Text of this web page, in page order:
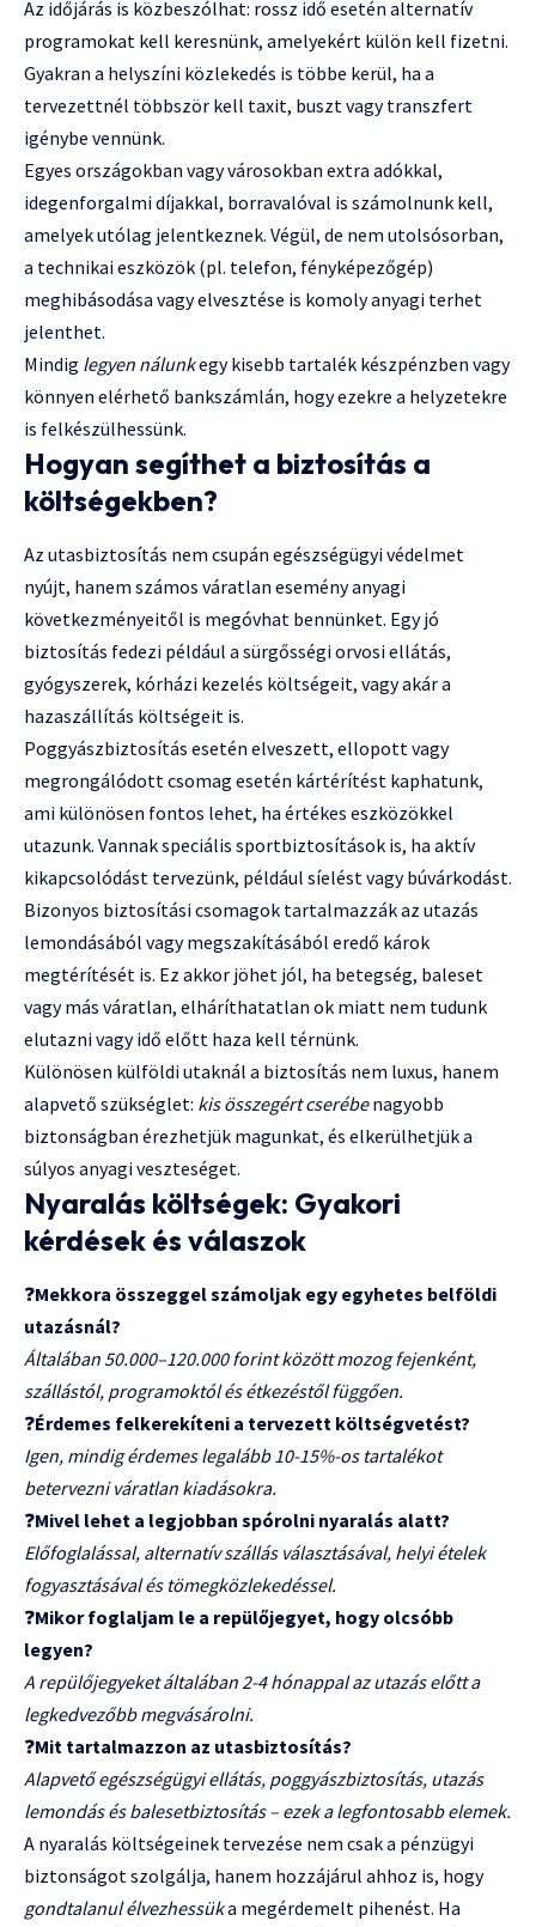
Az időjárás is közbeszólhat: rossz idő esetén alternatív
programokat kell keresnünk, amelyekért külön kell fizetni.
Gyakran a helyszíni közlekedés is többe kerül, ha a
tervezettnél többször kell taxit, buszt vagy transzfert
igénybe vennünk.
Egyes országokban vagy városokban extra adókkal,
idegenforgalmi díjakkal, borravalóval is számolnunk kell,
amelyek utólag jelentkeznek. Végül, de nem utolsósorban,
a technikai eszközök (pl. telefon, fényképezőgép)
meghibásodása vagy elvesztése is komoly anyagi terhet
jelenthet.
Mindig legyen nálunkegy kisebb tartalék készpénzben vagy
könnyen elérhető bankszámlán, hogy ezekre a helyzetekre
is felkészülhessünk.
Hogyan segíthet a biztosítás a
költségekben?
Az utasbiztosítás nem csupán egészségügyi védelmet
nyújt, hanem számos váratlan esemény anyagi
következményeitől is megóvhat bennünket. Egy jó
biztosítás fedezi például a sürgősségi orvosi ellátás,
gyógyszerek, kórházi kezelés költségeit, vagy akár a
hazaszállítás költségeit is.
Poggyászbiztosítás esetén elveszett, ellopott vagy
megrongálódott csomag esetén kártérítést kaphatunk,
ami különösen fontos lehet, ha értékes eszközökkel
utazunk. Vannak speciális sportbiztosítások is, ha aktív
kikapcsolódást tervezünk, például síelést vagy búvárkodást.
Bizonyos biztosítási csomagok tartalmazzák az utazás
lemondásából vagy megszakításából eredő károk
megtérítését is. Ez akkor jöhet jól, ha betegség, baleset
vagy más váratlan, elháríthatatlan ok miatt nem tudunk
elutazni vagy idő előtt haza kell térnünk.
Különösen külföldi utaknál a biztosítás nem luxus, hanem
alapvető szükséglet: kis összegért cserébenagyobb
biztonságban érezhetjük magunkat, és elkerülhetjük a
súlyos anyagi veszteséget.
Nyaralás költségek: Gyakori
kérdések és válaszok
❓Mekkora összeggel számoljak egy egyhetes belföldi
utazásnál?
Általában 50.000–120.000 forint között mozog fejenként,
szállástól, programoktól és étkezéstől függően.
❓Érdemes felkerekíteni a tervezett költségvetést?
Igen, mindig érdemes legalább 10-15%-os tartalékot
betervezni váratlan kiadásokra.
❓Mivel lehet a legjobban spórolni nyaralás alatt?
Előfoglalással, alternatív szállás választásával, helyi ételek
fogyasztásával és tömegközlekedéssel.
❓Mikor foglaljam le a repülőjegyet, hogy olcsóbb
legyen?
A repülőjegyeket általában 2-4 hónappal az utazás előtt a
legkedvezőbb megvásárolni.
❓Mit tartalmazzon az utasbiztosítás?
Alapvető egészségügyi ellátás, poggyászbiztosítás, utazás
lemondás és balesetbiztosítás – ezek a legfontosabb elemek.
A nyaralás költségeinek tervezése nem csak a pénzügyi
biztonságot szolgálja, hanem hozzájárul ahhoz is, hogy
gondtalanul élvezhessüka megérdemelt pihenést. Ha